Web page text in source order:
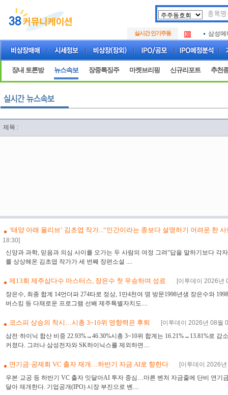
실시간 인기주동
.
아크로
삼성메
.
아크로
.
아하
장내 토론방 뉴스속보 장중특징주 마켓브리핑 신규리포트 추천
제목 :
‘태양 아래 올리브’ 김초엽 작가...“인간이라는 종보다 설명하기 어려운 한
18:30]
신앙과 과학, 믿음과 의심 사이를 오가는 두 사람의 여정 그려“답을 말하기보다 각
를 상상해온 김초엽 작가가 세 번째 장편소설 ....
제13회 제주삼다수 마스터스, 장은수 첫 우승하며 성료
[이투데이 2026년
장은수, 최종 합계 14언더파 274타로 정상, 1만4천여 명 방문1998년생 장은수와
버스킹 등 다채로운 프로그램 선봬 제주특별자치도....
코스피 상승의 착시…시총 3~10위 영향력은 후퇴
[이투데이 2026년 08월
삼전·하이닉 합산 비중 22.93%→46.30%시총 3~10위 합계는 16.21%→13.81%로
커졌다. 그러나 삼성전자와 SK하이닉스를 제외하면....
연기금·공제회 VC 출자 재개…하반기 자금 AI로 향한다
[이투데이 2026
우본·교공 등 하반기 VC 출자 잇달아AI 투자 중심…마른 벤처 자금줄에 단비 연기
달아 재개한다. 기업공개(IPO) 시장 부진으로 벤....